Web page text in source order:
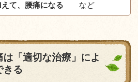
えて、腰痛になる
など
は「適切な治療」によ
きる